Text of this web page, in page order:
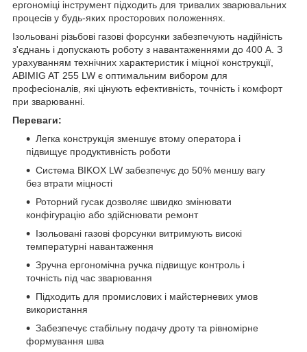
ергономіці інструмент підходить для тривалих зварювальних
процесів у будь-яких просторових положеннях.
Ізольовані різьбові газові форсунки забезпечують надійність
з'єднань і допускають роботу з навантаженнями до 400 А. З
урахуванням технічних характеристик і міцної конструкції,
ABIMIG AT 255 LW є оптимальним вибором для
професіоналів, які цінують ефективність, точність і комфорт
при зварюванні.
Переваги:
Легка конструкція зменшує втому оператора і
підвищує продуктивність роботи
Система BIKOX LW забезпечує до 50% меншу вагу
без втрати міцності
Роторний гусак дозволяє швидко змінювати
конфігурацію або здійснювати ремонт
Ізольовані газові форсунки витримують високі
температурні навантаження
Зручна ергономічна ручка підвищує контроль і
точність під час зварювання
Підходить для промислових і майстерневих умов
використання
Забезпечує стабільну подачу дроту та рівномірне
формування шва